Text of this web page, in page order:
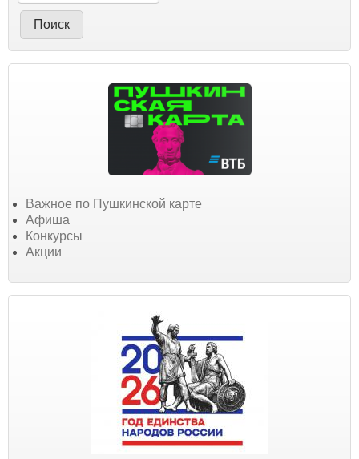
Важное по Пушкинской карте
Афиша
Конкурсы
Акции